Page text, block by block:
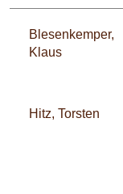
Blesenkemper,
Klaus
Hitz, Torsten